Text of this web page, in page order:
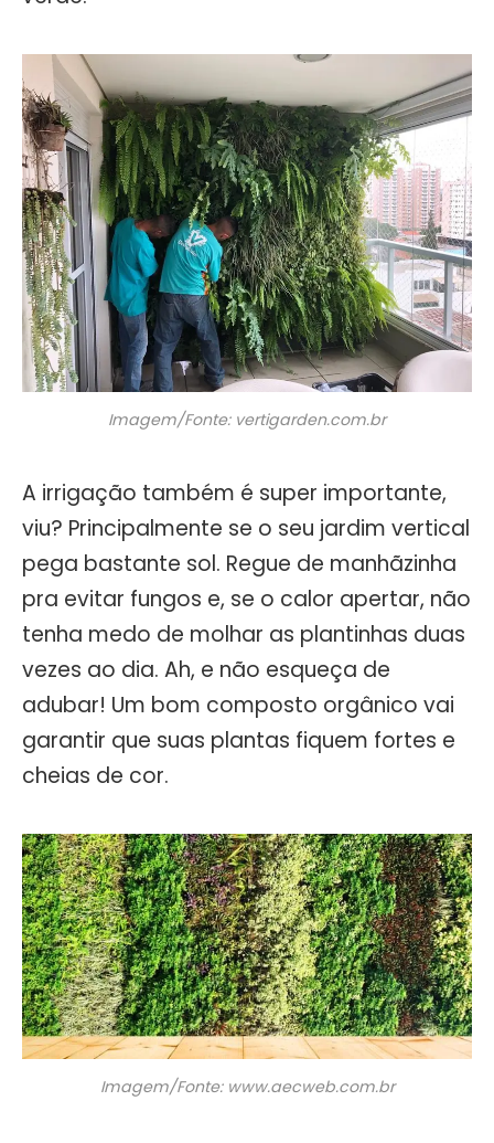
Imagem/Fonte: vertigarden.com.br
A irrigação também é super importante,
viu? Principalmente se o seu jardim vertical
pega bastante sol. Regue de manhãzinha
pra evitar fungos e, se o calor apertar, não
tenha medo de molhar as plantinhas duas
vezes ao dia. Ah, e não esqueça de
adubar! Um bom composto orgânico vai
garantir que suas plantas fiquem fortes e
cheias de cor.
Imagem/Fonte: www.aecweb.com.br